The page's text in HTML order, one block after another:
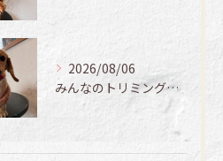
2026/08/06
みんなのトリミング日記🌟